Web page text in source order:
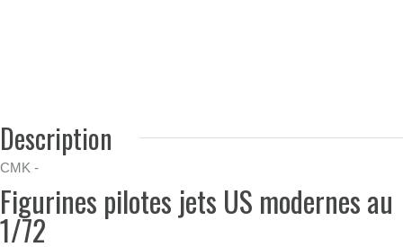
Description
CMK -
Figurines pilotes jets US modernes au
1/72